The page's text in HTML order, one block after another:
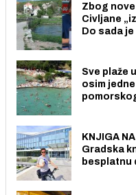
Zbog
Civljane
Do sada
Sve plaže
osim
KNJIGA
Gradska
besplatnu